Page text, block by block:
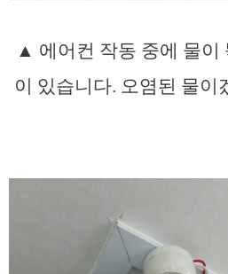
▲ 에어컨 작동 중에 물이
이 있습니다. 오염된 물